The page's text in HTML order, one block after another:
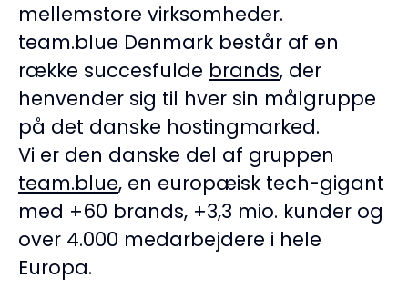
mellemstore virksomheder.
team.blue Denmark består af en
række succesfulde brands, der
henvender sig til hver sin målgruppe
på det danske hostingmarked.
Vi er den danske del af gruppen
team.blue, en europæisk tech-gigant
med +60 brands, +3,3 mio. kunder og
over 4.000 medarbejdere i hele
Europa.